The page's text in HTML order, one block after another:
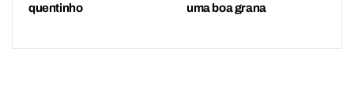
quentinho
uma boa grana